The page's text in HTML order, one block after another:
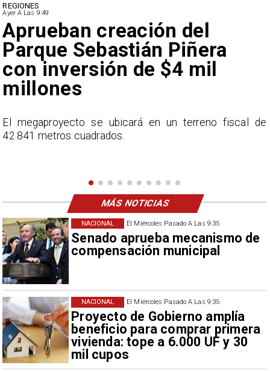
El Miércoles Pasado A Las 9:35
Senado aprueba mecanismo de
compensación municipal
NACIONAL
El Miércoles Pasado A Las 9:35
Proyecto de Gobierno amplía
beneficio para comprar primera
vivienda: tope a 6.000 UF y 30
mil cupos
NACIONAL
DEPORTES
Ayer A Las 9:49
Claudio Bravo baja la
euforia sobre fichaje de
Vozinha
En el programa ESPN F90 Chile, Claudio Bravo ofrece
una visión más moderada sobre las expectativas del
MÁS NOTICIAS